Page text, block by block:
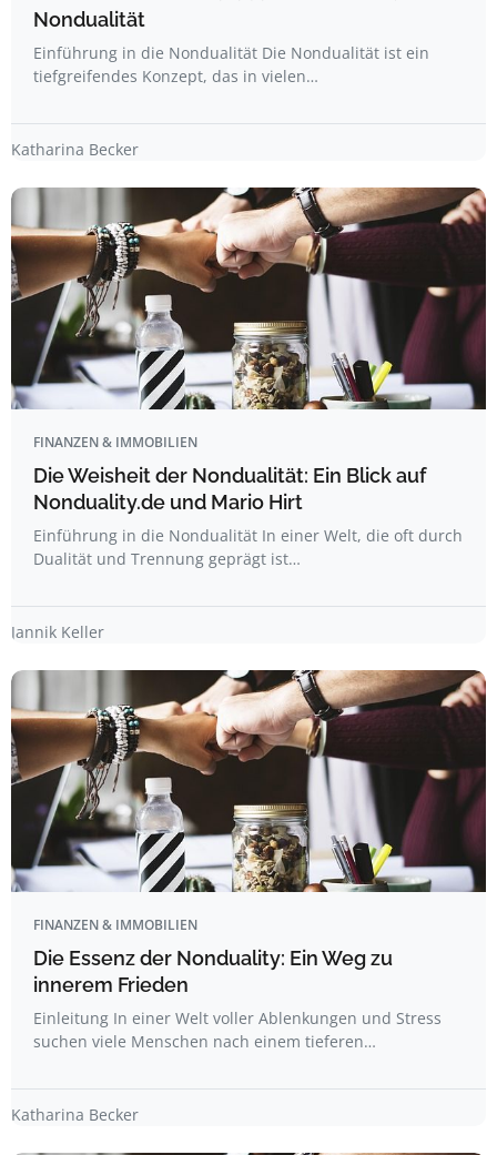
Nondualität
Einführung in die Nondualität Die Nondualität ist ein
tiefgreifendes Konzept, das in vielen…
Katharina Becker
FINANZEN & IMMOBILIEN
Die Weisheit der Nondualität: Ein Blick auf
Nonduality.de und Mario Hirt
Einführung in die Nondualität In einer Welt, die oft durch
Dualität und Trennung geprägt ist…
Jannik Keller
FINANZEN & IMMOBILIEN
Die Essenz der Nonduality: Ein Weg zu
innerem Frieden
Einleitung In einer Welt voller Ablenkungen und Stress
suchen viele Menschen nach einem tieferen…
Katharina Becker